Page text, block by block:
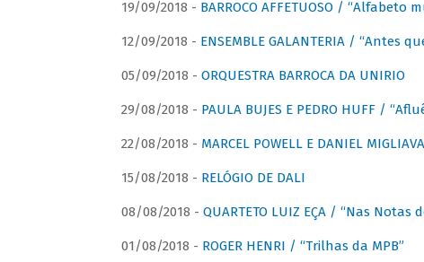
19/09/2018 - BARROCO AFFETUOSO / “Alfabeto
12/09/2018 - ENSEMBLE GALANTERIA / “Antes
05/09/2018 - ORQUESTRA BARROCA DA UNIRIO
29/08/2018 - PAULA BUJES E PEDRO HUFF /
22/08/2018 - MARCEL POWELL E DANIEL
15/08/2018 - RELÓGIO DE DALI
08/08/2018 - QUARTETO LUIZ EÇA / “Nas Notas
01/08/2018 - ROGER HENRI / “Trilhas da MPB”